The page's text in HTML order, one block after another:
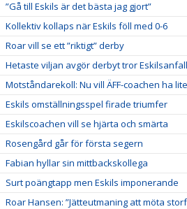
”Gå till Eskils är det bästa jag gjort”
Kollektiv kollaps när Eskils föll med 0-6
Roar vill se ett ”riktigt” derby
Hetaste viljan avgör derbyt tror
Motståndarekoll: Nu vill ÄFF-coachen ha
Eskils omställningsspel firade triumfer
Eskilscoachen vill se hjärta och smärta
Rosengård går för första segern
Fabian hyllar sin mittbackskollega
Surt poängtapp men Eskils imponerande
Roar Hansen: ”Jätteutmaning att möta